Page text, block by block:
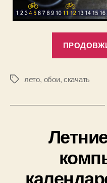
Позначки
лето, обои,скачать